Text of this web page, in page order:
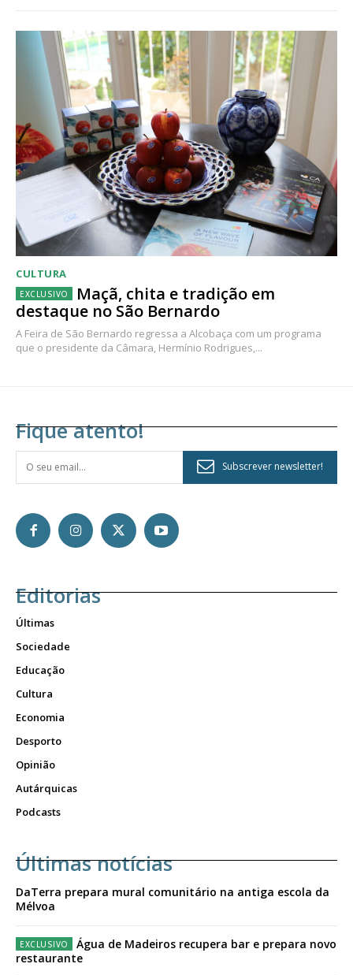
CULTURA
Maçã, chita e tradição em
destaque no São Bernardo
A Feira de São Bernardo regressa a Alcobaça com um programa
que o presidente da Câmara, Hermínio Rodrigues,...
Fique atento!
Subscrever newsletter!
Editorias
Últimas
Sociedade
Educação
Cultura
Economia
Desporto
Opinião
Autárquicas
Podcasts
Últimas notícias
DaTerra prepara mural comunitário na antiga escola da
Mélvoa
Água de Madeiros recupera bar e prepara novo
restaurante